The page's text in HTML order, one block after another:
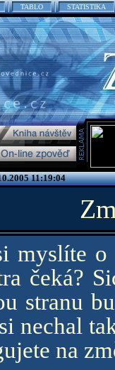
TABLO STATISTIKA
11:19:04
myslíte
čeká?
stranu
nechal
na